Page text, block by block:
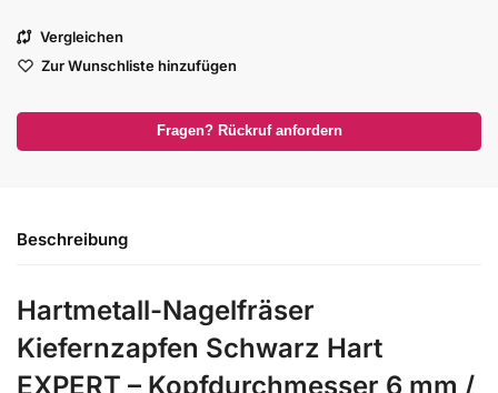
Vergleichen
Zur Wunschliste hinzufügen
Fragen? Rückruf anfordern
Beschreibung
Hartmetall-Nagelfräser
Kiefernzapfen Schwarz Hart
EXPERT – Kopfdurchmesser 6 mm /